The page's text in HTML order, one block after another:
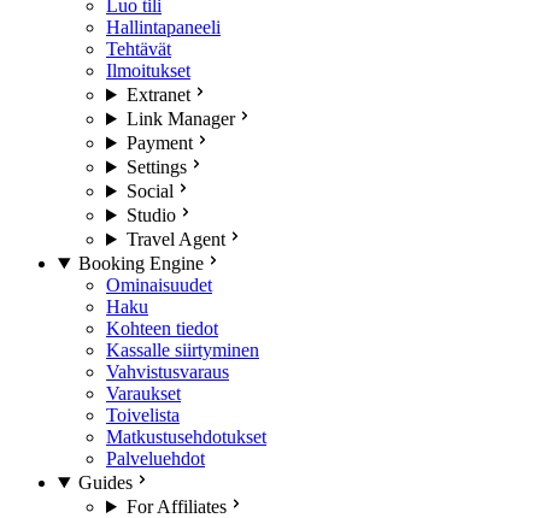
Luo tili
Hallintapaneeli
Tehtävät
Ilmoitukset
Extranet
Link Manager
Payment
Settings
Social
Studio
Travel Agent
Booking Engine
Ominaisuudet
Haku
Kohteen tiedot
Kassalle siirtyminen
Vahvistusvaraus
Varaukset
Toivelista
Matkustusehdotukset
Palveluehdot
Guides
For Affiliates